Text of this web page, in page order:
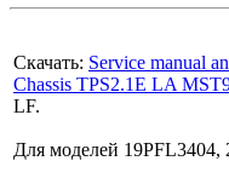
Скачать: Service manual
Chassis TPS2.1E LA
LF.
Для моделей 19PFL3404,